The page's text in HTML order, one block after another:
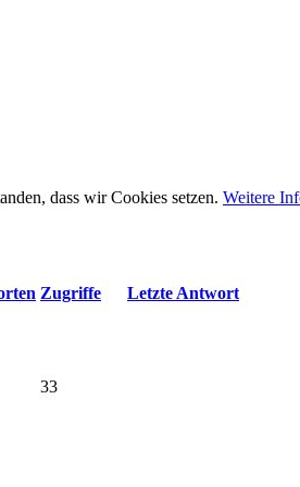
dass wir Cookies setzen. Weitere
Zugriffe Letzte Antwort
33